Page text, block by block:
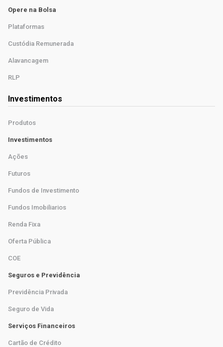
Opere na Bolsa
Plataformas
Custódia Remunerada
Alavancagem
RLP
Investimentos
Produtos
Investimentos
Ações
Futuros
Fundos de Investimento
Fundos Imobiliarios
Renda Fixa
Oferta Pública
COE
Seguros e Previdência
Previdência Privada
Seguro de Vida
Serviços Financeiros
Cartão de Crédito